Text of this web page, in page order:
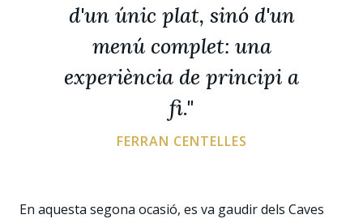
d'un únic plat, sinó d'un
menú complet: una
experiència de principi a
fi."
FERRAN CENTELLES
En aquesta segona ocasió, es va gaudir dels Caves